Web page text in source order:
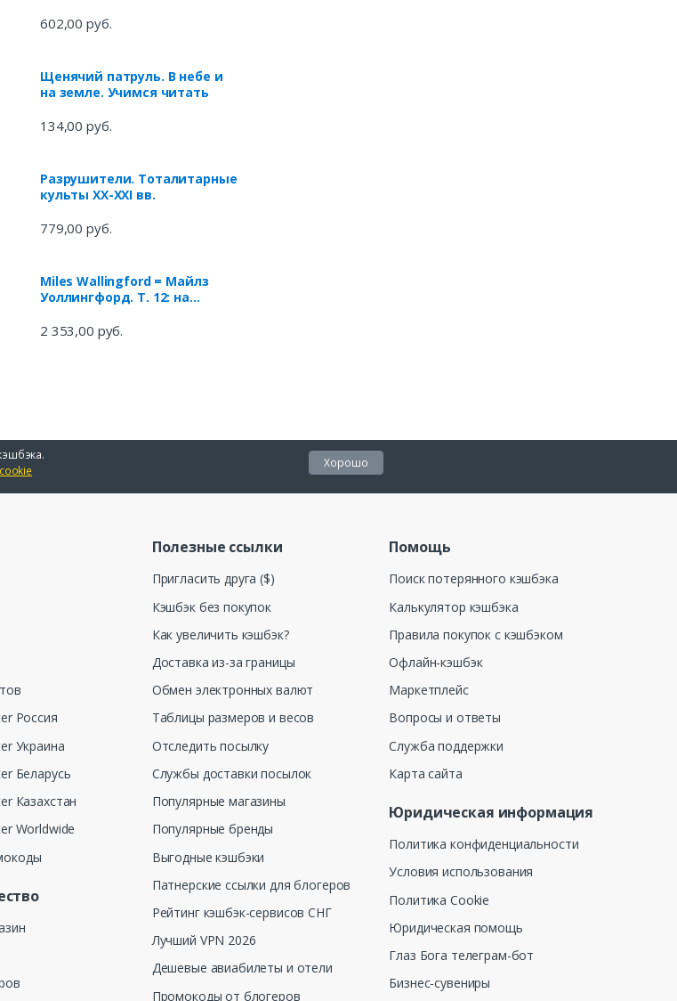
602,00 руб.
Щенячий патруль. В небе и
на земле. Учимся читать
134,00 руб.
Разрушители. Тоталитарные
культы XX-XXI вв.
779,00 руб.
Miles Wallingford = Майлз
Уоллингфорд. Т. 12: на
2 353,00 руб.
Хорошо
Россия
Украина
Беларусь
Казахстан
Worldwide
Полезные ссылки
Пригласить друга ($)
Кэшбэк без покупок
Как увеличить кэшбэк?
Доставка из-за границы
Обмен электронных валют
Таблицы размеров и весов
Отследить посылку
Службы доставки посылок
Популярные магазины
Популярные бренды
Выгодные кэшбэки
Патнерские ссылки для блогеров
Рейтинг кэшбэк-сервисов СНГ
Лучший VPN 2026
Дешевые авиабилеты и отели
Промокоды от блогеров
Помощь
Поиск потерянного кэшбэка
Калькулятор кэшбэка
Правила покупок с кэшбэком
Офлайн-кэшбэк
Маркетплейс
Вопросы и ответы
Служба поддержки
Карта сайта
Юридическая информация
Политика конфиденциальности
Условия использования
Политика Cookie
Юридическая помощь
Глаз Бога телеграм-бот
Бизнес-сувениры